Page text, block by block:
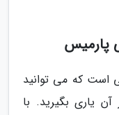
است که می توانید
یاری بگیرید. با